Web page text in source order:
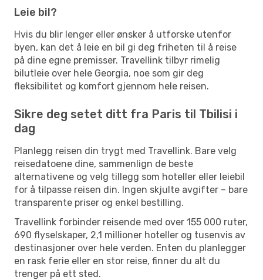
Leie bil?
Hvis du blir lenger eller ønsker å utforske utenfor
byen, kan det å leie en bil gi deg friheten til å reise
på dine egne premisser. Travellink tilbyr rimelig
bilutleie over hele Georgia, noe som gir deg
fleksibilitet og komfort gjennom hele reisen.
Sikre deg setet ditt fra Paris til Tbilisi i
dag
Planlegg reisen din trygt med Travellink. Bare velg
reisedatoene dine, sammenlign de beste
alternativene og velg tillegg som hoteller eller leiebil
for å tilpasse reisen din. Ingen skjulte avgifter – bare
transparente priser og enkel bestilling.
Travellink forbinder reisende med over 155 000 ruter,
690 flyselskaper, 2,1 millioner hoteller og tusenvis av
destinasjoner over hele verden. Enten du planlegger
en rask ferie eller en stor reise, finner du alt du
trenger på ett sted.